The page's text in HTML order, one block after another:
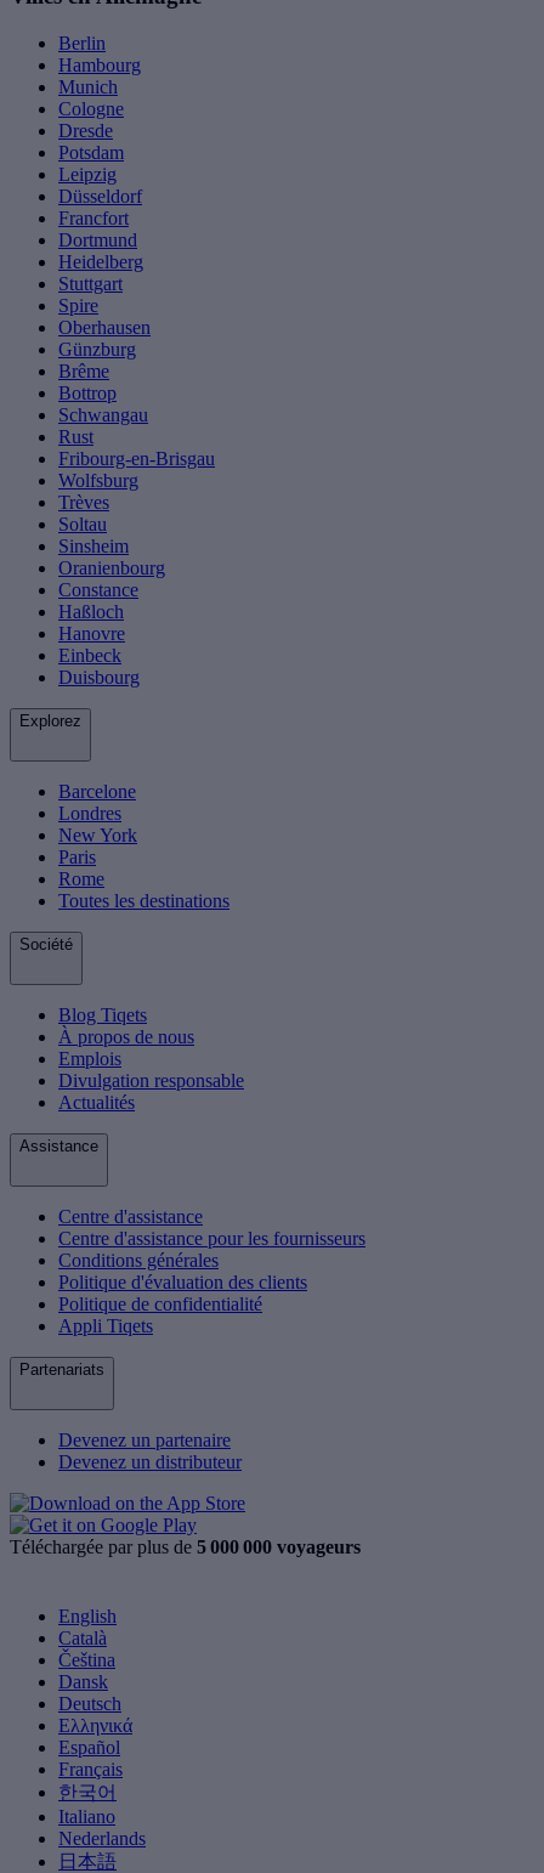
Berlin
Hambourg
Munich
Cologne
Dresde
Potsdam
Leipzig
Düsseldorf
Francfort
Dortmund
Heidelberg
Stuttgart
Spire
Oberhausen
Günzburg
Brême
Bottrop
Schwangau
Rust
Fribourg-en-Brisgau
Wolfsburg
Trèves
Soltau
Sinsheim
Oranienbourg
Constance
Haßloch
Hanovre
Einbeck
Duisbourg
Explorez
Barcelone
Londres
New York
Paris
Rome
Toutes les destinations
Société
Blog Tiqets
À propos de nous
Emplois
Divulgation responsable
Actualités
Assistance
Centre d'assistance
Centre d'assistance pour les fournisseurs
Conditions générales
Politique d'évaluation des clients
Politique de confidentialité
Appli Tiqets
Partenariats
Devenez un partenaire
Devenez un distributeur
Téléchargée par plus de 5 000 000 voyageurs
English
Català
Čeština
Dansk
Deutsch
Ελληνικά
Español
Français
한국어
Italiano
Nederlands
日本語